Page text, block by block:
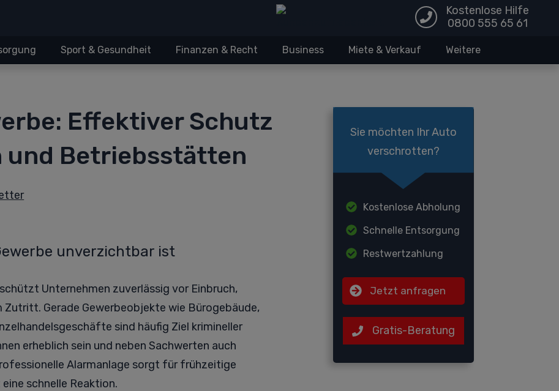
Kostenlose Hilfe
0800 555 65 61
Sport & Gesundheit Finanzen & Recht Business Miete & Verkauf Weitere
Effektiver Schutz
und Betriebsstätten
unverzichtbar ist
schützt Unternehmen zuverlässig vor Einbruch,
Gerade Gewerbeobjekte wie Bürogebäude,
sind häufig Ziel krimineller
erheblich sein und neben Sachwerten auch
Alarmanlage sorgt für frühzeitige
schnelle Reaktion.
Sie möchten Ihr Auto
verschrotten?
Kostenlose Abholung
Schnelle Entsorgung
Restwertzahlung
Jetzt anfragen
Gratis-Beratung